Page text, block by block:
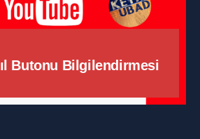
Butonu Bilgilendirmesi